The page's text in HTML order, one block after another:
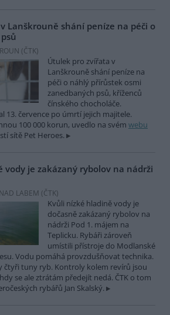
Lanškrouně shání peníze na péči o
(ČTK)
Útulek pro zvířata v
Lanškrouně shání peníze na
péči o náhlý přírůstek osmi
zanedbaných psů, kříženců
čínského chocholáče.
13. července po úmrtí jejich majitele.
100 000 korun, uvedlo na svém webu
sítě Pet Heroes.
vody je zakázaný rybolov na nádrži
LABEM (ČTK)
Kvůli nízké hladině vody je
dočasně zakázaný rybolov na
nádrži Pod 1. májem na
Teplicku. Rybáři zároveň
umístili přístroje do Modlanské
Vodu pomáhá provzdušňovat technika.
čtyři tuny ryb. Kontroly kolem revírů jsou
se ale ztrátám předejít nedá. ČTK o tom
rybářů Jan Skalský.